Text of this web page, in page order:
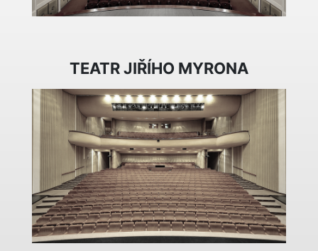
TEATR JIŘÍHO MYRONA